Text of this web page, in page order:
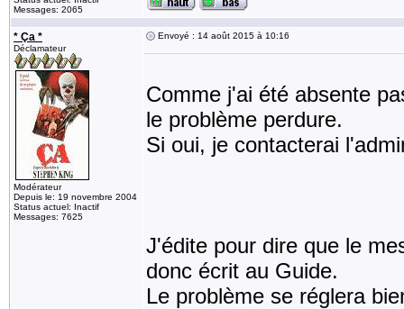
Messages: 2065
* Ça *
Déclamateur
Modérateur
Depuis le: 19 novembre 2004
Status actuel: Inactif
Messages: 7625
Envoyé : 14 août 2015 à 10:16
Comme j'ai été absente
le problème perdure.
Si oui, je contacterai
J'édite pour dire que le
donc écrit au Guide.
Le problème se réglera